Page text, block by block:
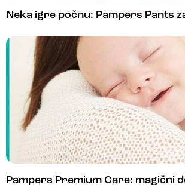
Neka igre počnu: Pampers Pants
Pampers Premium Care: magični